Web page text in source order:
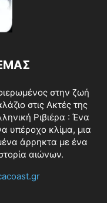
στην ζωή
στις Ακτές της
Ριβιέρα : Ένα
υπέροχο κλίμα, μια
άρρηκτα με ένα
αιώνων.